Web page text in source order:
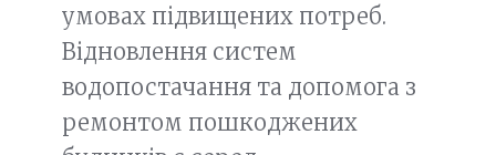
умовах підвищених потреб.
Відновлення систем
водопостачання та допомога з
ремонтом пошкоджених